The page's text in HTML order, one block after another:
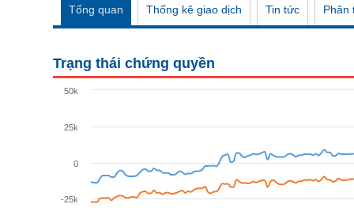
Tổng quan Thống kê giao dịch Tin tức Phân
Trạng thái chứng quyền
-25k
0
25k
50k
VS-SECTOR
NGUYÊN VẬT LIỆU
TIÊU DÙNG KHÔNG THIẾT YẾU
TIÊU DÙNG THIẾT YẾU
CHĂM SÓC SỨC KHỎE